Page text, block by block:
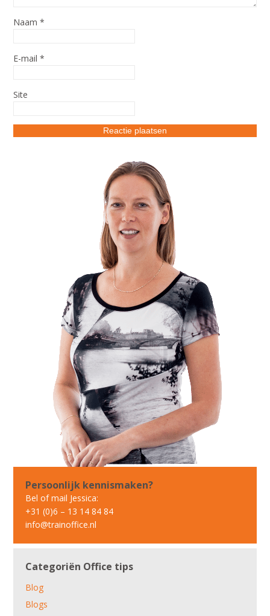
Naam*
E-mail*
Site
Persoonlijk kennismaken?
Bel of mail Jessica:
+31 (0)6 – 13 14 84 84
info@trainoffice.nl
Categoriën Office tips
Blog
Blogs